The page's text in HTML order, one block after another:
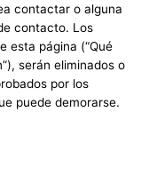
contactar o alguna
contacto. Los
esta página (“Qué
serán eliminados o
por los
puede demorarse.